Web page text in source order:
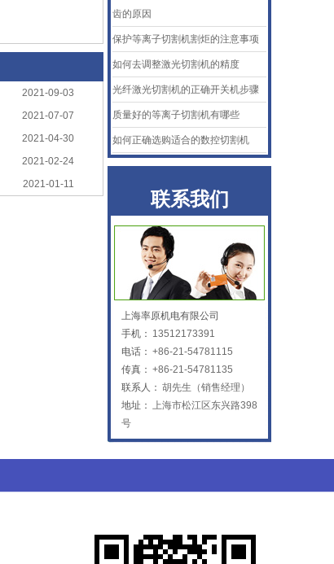
2021-09-03
2021-07-07
2021-04-30
2021-02-24
2021-01-11
百超Bystronic喷嘴
KTB2陶瓷体
AMADA阿玛达喷嘴
二氧化碳聚焦镜
普雷喷嘴
百超Bystronic喷嘴
KTB2陶瓷体
齿的原因
保护等离子切割机割炬的注意事项
如何去调整激光切割机的精度
光纤激光切割机的正确开关机步骤
质量好的等离子切割机有哪些
如何正确选购适合的数控切割机
联系我们
上海率原机电有限公司
手机： 13512173391
电话： +86-21-54781115
传真： +86-21-54781135
联系人： 胡先生（销售经理）
地址： 上海市松江区东兴路398
号